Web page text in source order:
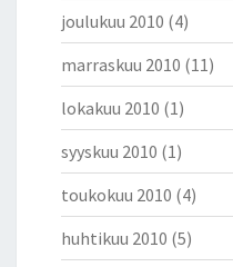
joulukuu 2010 (4)
marraskuu 2010 (11)
lokakuu 2010 (1)
syyskuu 2010 (1)
toukokuu 2010 (4)
huhtikuu 2010 (5)